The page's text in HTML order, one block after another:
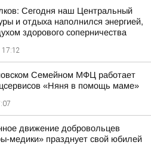
Сегодня наш Центральный
и отдыха наполнился энергией,
здорового соперничества
17:12
Семейном МФЦ работает
«Няня в помощь маме»
движение добровольцев
медики» празднует свой юбилей